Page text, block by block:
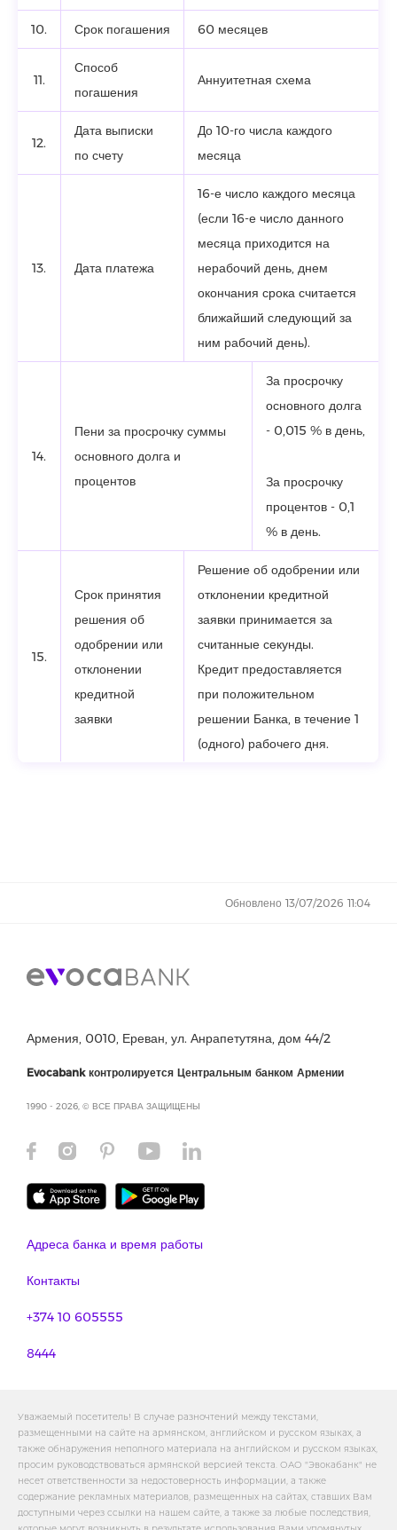
10. Срок погашения 60 месяцев
11.
Способ
погашения
Аннуитетная схема
12.
Дата выписки
по счету
До 10-го числа каждого
месяца
13. Дата платежа
16-е число каждого месяца
(если 16-е число данного
месяца приходится на
нерабочий день, днем
окончания срока считается
ближайший следующий за
ним рабочий день).
14.
Пени за просрочку суммы
основного долга и
процентов
За просрочку
основного долга
- 0,015 % в день,
За просрочку
процентов - 0,1
% в день.
15.
Срок принятия
решения об
одобрении или
отклонении
кредитной
заявки
Решение об одобрении или
отклонении кредитной
заявки принимается за
считанные секунды.
Кредит предоставляется
при положительном
решении Банка, в течение 1
(одного) рабочего дня.
Обновлено 13/07/2026 11:04
Армения, 0010, Ереван, ул. Анрапетутяна, дом 44/2
Evocabank контролируется Центральным банком Армении
1990 - 2026, © ВСЕ ПРАВА ЗАЩИЩЕНЫ
Адреса банка и время работы
Контакты
+374 10 605555
8444
Уважаемый посетитель! В случае разночтений между текстами,
размещенными на сайте на армянском, английском и русском языках, а
также обнаружения неполного материала на английском и русском языках,
просим руководствоваться армянской версией текста. ОАО "Эвокабанк" не
несет ответственности за недостоверность информации, а также
содержание рекламных материалов, размещенных на сайтах, ставших Вам
доступными через ссылки на нашем сайте, а также за любые последствия,